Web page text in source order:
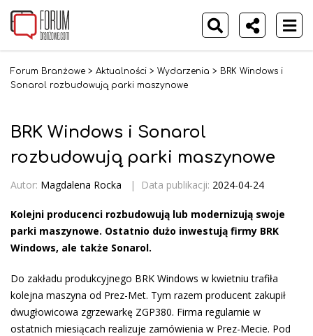
Forum Branżowe > Aktualności > Wydarzenia > BRK Windows i
Sonarol rozbudowują parki maszynowe
BRK Windows i Sonarol
rozbudowują parki maszynowe
Autor: Magdalena Rocka | Data publikacji: 2024-04-24
Kolejni producenci rozbudowują lub modernizują swoje
parki maszynowe. Ostatnio dużo inwestują firmy BRK
Windows, ale także Sonarol.
Do zakładu produkcyjnego BRK Windows w kwietniu trafiła
kolejna maszyna od Prez-Met. Tym razem producent zakupił
dwugłowicowa zgrzewarkę ZGP380. Firma regularnie w
ostatnich miesiącach realizuje zamówienia w Prez-Mecie. Pod